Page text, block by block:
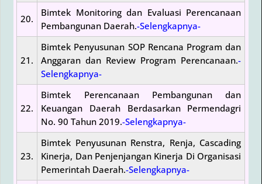
20.
Bimtek Monitoring dan Evaluasi Perencanaan
Pembangunan Daerah.-Selengkapnya-
21.
Bimtek Penyusunan SOP Rencana Program dan
Anggaran dan Review Program Perencanaan.-
Selengkapnya-
22.
Bimtek Perencanaan Pembangunan dan
Keuangan Daerah Berdasarkan Permendagri
No. 90 Tahun 2019.-Selengkapnya-
23.
Bimtek Penyusunan Renstra, Renja, Cascading
Kinerja, Dan Penjenjangan Kinerja Di Organisasi
Pemerintah Daerah.-Selengkapnya-